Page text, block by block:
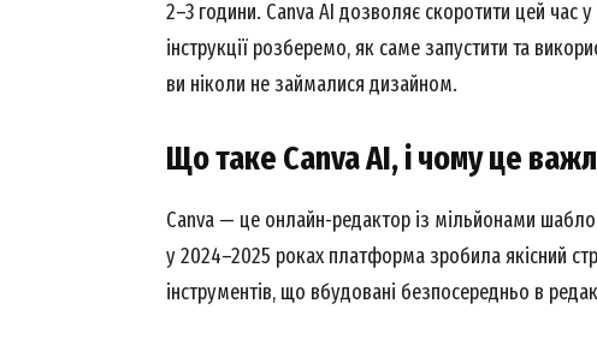
2–3 години. Canva AI дозволяє скоротити цей час
інструкції розберемо, як саме запустити та
ви ніколи не займалися дизайном.
Що таке Canva AI, і чому це
Canva — це онлайн-редактор із мільйонами
у 2024–2025 роках платформа зробила якісний
інструментів, що вбудовані безпосередньо в